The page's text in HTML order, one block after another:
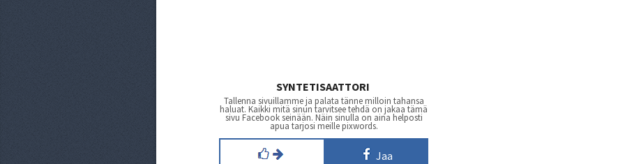
SYNTETISAATTORI
Tallenna sivuillamme ja palata tänne milloin tahansa
haluat. Kaikki mitä sinun tarvitsee tehdä on jakaa tämä
sivu Facebook seinään. Näin sinulla on aina helposti
apua tarjosi meille pixwords.
Jaa